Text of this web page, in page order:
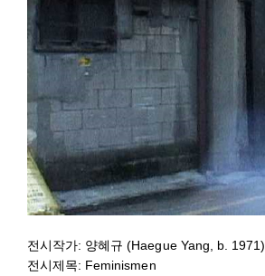
전시작가: 양혜규 (Haegue Yang, b. 1971)
전시제목: Feminismen